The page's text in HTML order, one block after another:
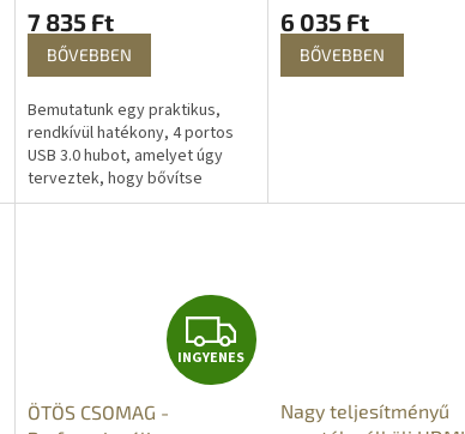
7 835 Ft
BŐVEBBEN
Bemutatunk egy praktikus,
rendkívül hatékony, 4 portos
USB 3.0 hubot, amelyet úgy
terveztek, hogy bővítse
csatlakozási lehetőségeit.
6 035 Ft
BŐVEBBEN
I
N
INGYENES
ÖTÖS CSOMAG -
Nagy teljesítményű